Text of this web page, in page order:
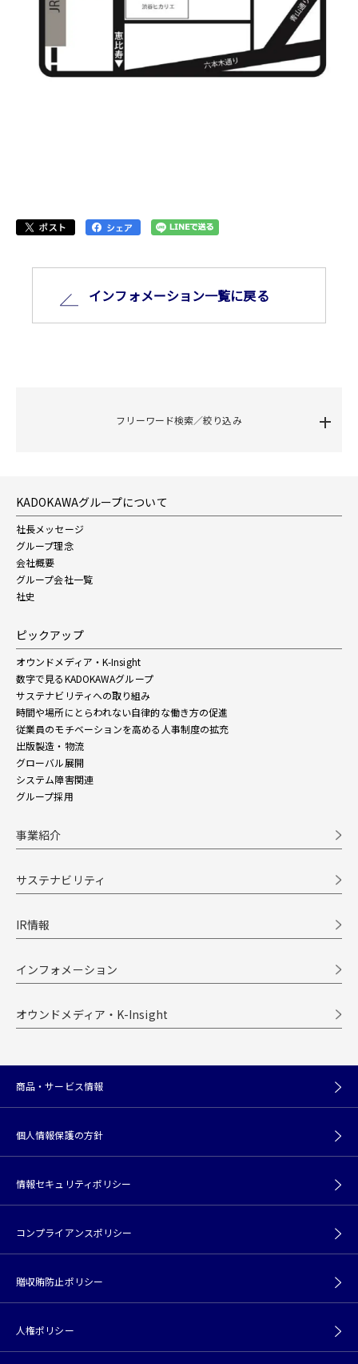
インフォメーション⼀覧に戻る
フリーワード検索／絞り込み
KADOKAWAグループについて
社長メッセージ
グループ理念
会社概要
グループ会社一覧
社史
ピックアップ
オウンドメディア・K-Insight
数字で見るKADOKAWAグループ
サステナビリティへの取り組み
時間や場所にとらわれない自律的な働き方の促進
従業員のモチベーションを高める人事制度の拡充
出版製造・物流
グローバル展開
システム障害関連
グループ採用
事業紹介
サステナビリティ
IR情報
インフォメーション
オウンドメディア・K-Insight
商品・サービス情報
個人情報保護の方針
情報セキュリティポリシー
コンプライアンスポリシー
贈収賄防止ポリシー
人権ポリシー